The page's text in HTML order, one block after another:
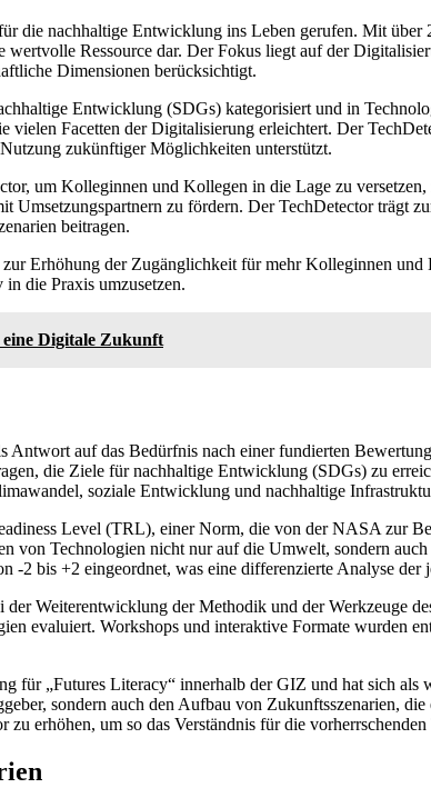
die nachhaltige Entwicklung ins Leben gerufen. Mit
Ressource dar. Der Fokus liegt auf der
Dimensionen berücksichtigt.
Entwicklung (SDGs) kategorisiert und in
vielen Facetten der Digitalisierung erleichtert. Der
zukünftiger Möglichkeiten unterstützt.
um Kolleginnen und Kollegen in die Lage zu
Umsetzungspartnern zu fördern. Der TechDetector trägt
beitragen.
Erhöhung der Zugänglichkeit für mehr Kolleginnen
die Praxis umzusetzen.
Digitale Zukunft
auf das Bedürfnis nach einer fundierten
die Ziele für nachhaltige Entwicklung (SDGs) zu
soziale Entwicklung und nachhaltige
Level (TRL), einer Norm, die von der NASA zur
von Technologien nicht nur auf die Umwelt, sondern
-2 bis +2 eingeordnet, was eine differenzierte Analyse
Weiterentwicklung der Methodik und der Werkzeuge
evaluiert. Workshops und interaktive Formate wurden
für „Futures Literacy“ innerhalb der GIZ und hat sich
sondern auch den Aufbau von Zukunftsszenarien,
erhöhen, um so das Verständnis für die